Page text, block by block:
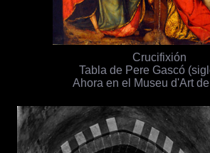
Crucifixión
Tabla de Pere Gascó
Ahora en el Museu d'Art